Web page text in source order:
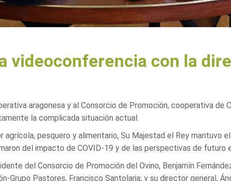
videoconferencia con la
aragonesa y al Consorcio de Promoción, cooperativa
la complicada situación actual.
pesquero y alimentario, Su Majestad el Rey mantuvo
del impacto de COVID-19 y de las perspectivas de futuro
del Consorcio de Promoción del Ovino, Benjamín
Grupo Pastores, Francisco Santolaria; y su director general,